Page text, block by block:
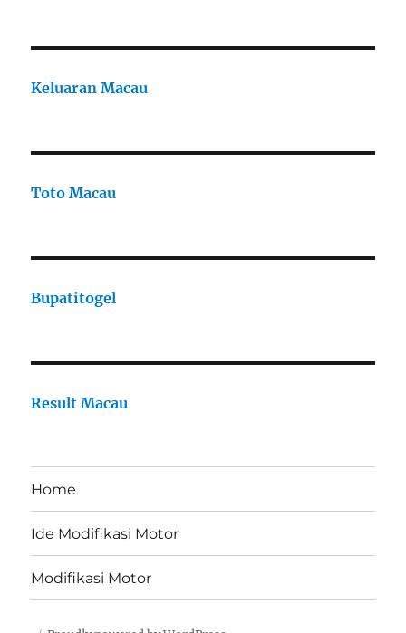
Keluaran Macau
Toto Macau
Bupatitogel
Result Macau
Home
Ide Modifikasi Motor
Modifikasi Motor